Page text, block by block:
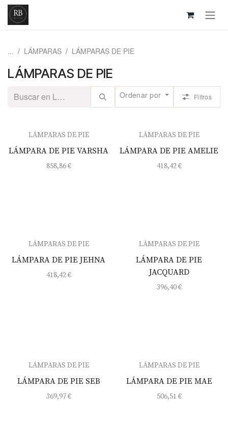
Ir al contenido
... LÁMPARAS LÁMPARAS DE PIE
LÁMPARAS DE PIE
Ordenar por Filtros
LÁMPARAS DE PIE
LÁMPARA DE PIE VARSHA
858,86€
LÁMPARAS DE PIE
LÁMPARA DE PIE AMELIE
418,42€
LÁMPARAS DE PIE
LÁMPARA DE PIE JEHNA
418,42€
LÁMPARAS DE PIE
LÁMPARA DE PIE
JACQUARD
396,40€
LÁMPARAS DE PIE
LÁMPARA DE PIE SEB
369,97€
LÁMPARAS DE PIE
LÁMPARA DE PIE MAE
506,51 €